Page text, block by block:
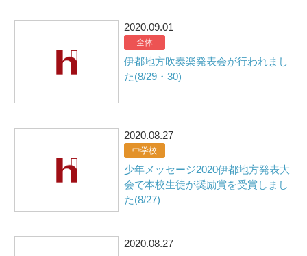
2020.09.01
全体
伊都地方吹奏楽発表会が行われまし
た(8/29・30)
2020.08.27
中学校
少年メッセージ2020伊都地方発表大
会で本校生徒が奨励賞を受賞しまし
た(8/27)
2020.08.27